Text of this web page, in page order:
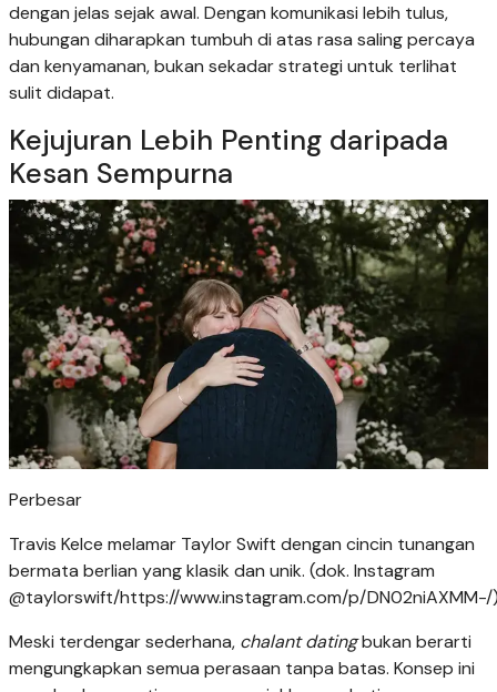
dengan jelas sejak awal. Dengan komunikasi lebih tulus,
hubungan diharapkan tumbuh di atas rasa saling percaya
dan kenyamanan, bukan sekadar strategi untuk terlihat
sulit didapat.
Kejujuran Lebih Penting daripada
Kesan Sempurna
Perbesar
Travis Kelce melamar Taylor Swift dengan cincin tunangan
bermata berlian yang klasik dan unik. (dok. Instagram
@taylorswift/https://www.instagram.com/p/DN02niAXMM-/
Meski terdengar sederhana, chalant datingbukan berarti
mengungkapkan semua perasaan tanpa batas. Konsep ini